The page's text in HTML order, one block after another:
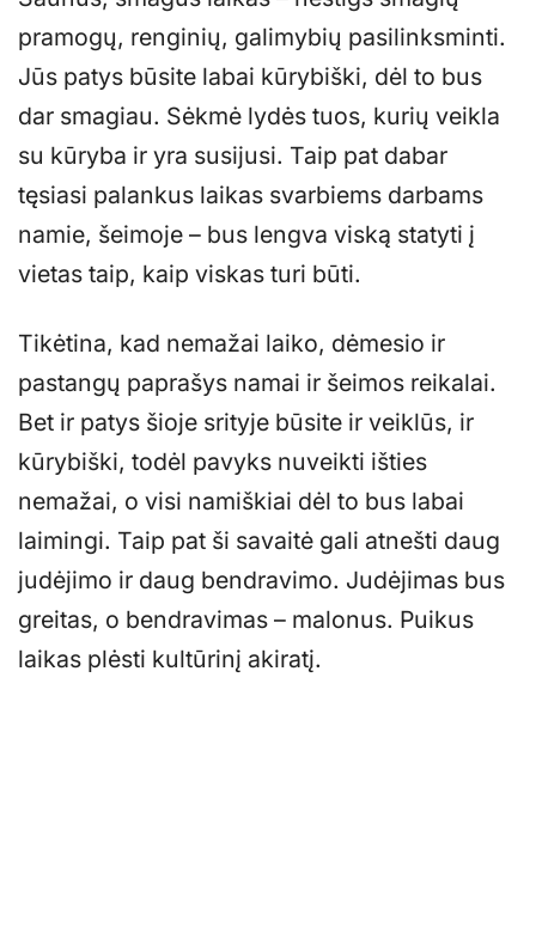
pramogų, renginių, galimybių pasilinksminti.
Jūs patys būsite labai kūrybiški, dėl to bus
dar smagiau. Sėkmė lydės tuos, kurių veikla
su kūryba ir yra susijusi. Taip pat dabar
tęsiasi palankus laikas svarbiems darbams
namie, šeimoje – bus lengva viską statyti į
vietas taip, kaip viskas turi būti.
Tikėtina, kad nemažai laiko, dėmesio ir
pastangų paprašys namai ir šeimos reikalai.
Bet ir patys šioje srityje būsite ir veiklūs, ir
kūrybiški, todėl pavyks nuveikti išties
nemažai, o visi namiškiai dėl to bus labai
laimingi. Taip pat ši savaitė gali atnešti daug
judėjimo ir daug bendravimo. Judėjimas bus
greitas, o bendravimas – malonus. Puikus
laikas plėsti kultūrinį akiratį.